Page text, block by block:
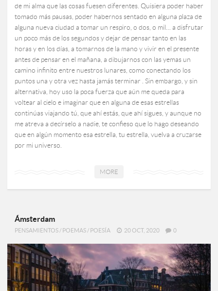
de mi alma que las cosas fuesen diferentes. Quisiera poder haber
tomado más pausas, poder habernos sentado en alguna plaza de
alguna nueva ciudad a tomar un respiro, o dos, o mil… a disfrutar
un poco más de los segundos y dejar de pensar tanto en las
horas y en los días, a tomarnos de la mano y vivir en el presente
antes de pensar en el mañana, a dibujarnos con las yemas un
camino infinito entre nuestros lunares, como conectando los
puntos una y otra vez hasta jamás terminar . Sin embargo, y sin
alternativa, hoy uso la poca fuerza que aún me queda para
voltear al cielo e imaginar que en alguna de esas estrellas
continúas viajando tú, que ahí estás, que ahí sigues, y aunque no
me atreva a decírselo a nadie, te confieso que lo hago deseando
que en algún momento esa estrella, tu estrella, vuelva a cruzarse
por mi universo.
MORE
Ámsterdam
PENSAMIENTOS / POEMAS / POESÍA 20 OCT, 2020 0